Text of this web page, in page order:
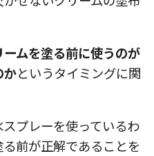
ムを塗る前に使うのが
かというタイミングに関
プレーを使っているわ
前が正解であることを